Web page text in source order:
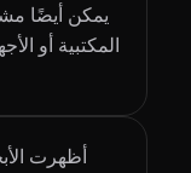
يمكن أيضًا
المكتبية أو
أظهرت